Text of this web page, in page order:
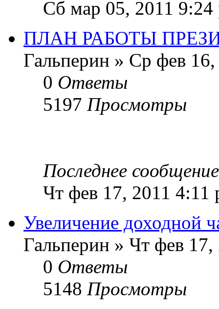
Сб мар 05, 2011 9:24
ПЛАН РАБОТЫ
Гальперин » Ср фев
0 Ответы
5197 Просмотры
Последнее
Чт фев 17, 2011 4:11
Увеличение доходной
Гальперин » Чт фев
0 Ответы
5148 Просмотры